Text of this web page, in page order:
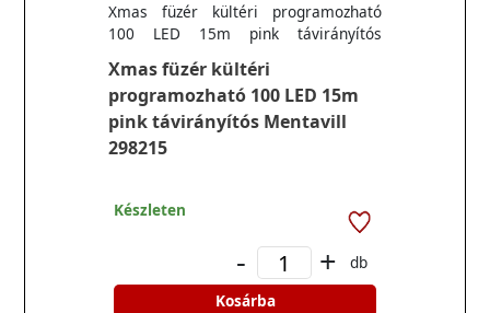
Xmas füzér kültéri
programozható 100 LED 15m
pink távirányítós Mentavill
298215
Xmas füzér kültéri programozható
100 LED 15m pink távirányítós
Készleten
- +
db
Kosárba